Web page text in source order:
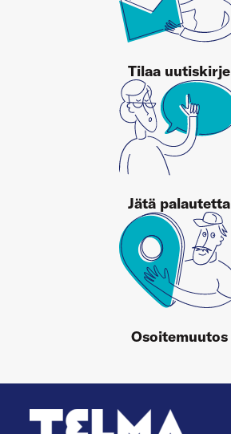
Tilaa uutiskirje
Jätä palautetta
Osoitemuutos